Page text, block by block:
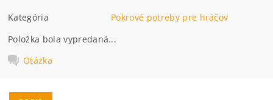
Kategória
Pokrové potreby pre hráčov
Položka bola vypredaná...
Otázka